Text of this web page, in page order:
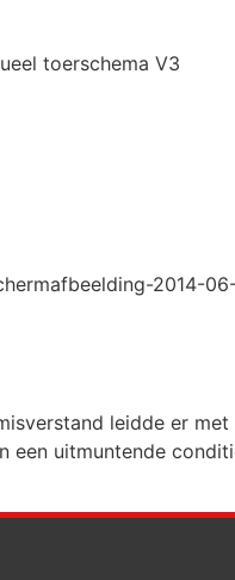
toerschema V3
2014-
leidde er
uitmuntende